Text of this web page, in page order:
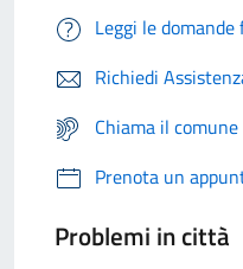
Leggi le
Richiedi
Chiama il
Prenota un
Problemi in città